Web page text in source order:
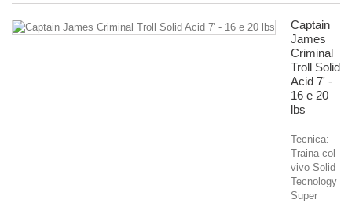
Captain
James
Criminal
Troll Solid
Acid 7' -
16 e 20
lbs
Tecnica:
Traina col
vivo Solid
Tecnology
Super